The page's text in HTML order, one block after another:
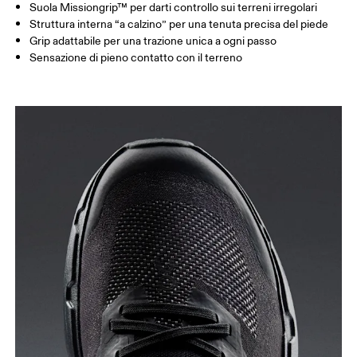
Suola Missiongrip™ per darti controllo sui terreni irregolari
Struttura interna “a calzino” per una tenuta precisa del piede
Grip adattabile per una trazione unica a ogni passo
Sensazione di pieno contatto con il terreno